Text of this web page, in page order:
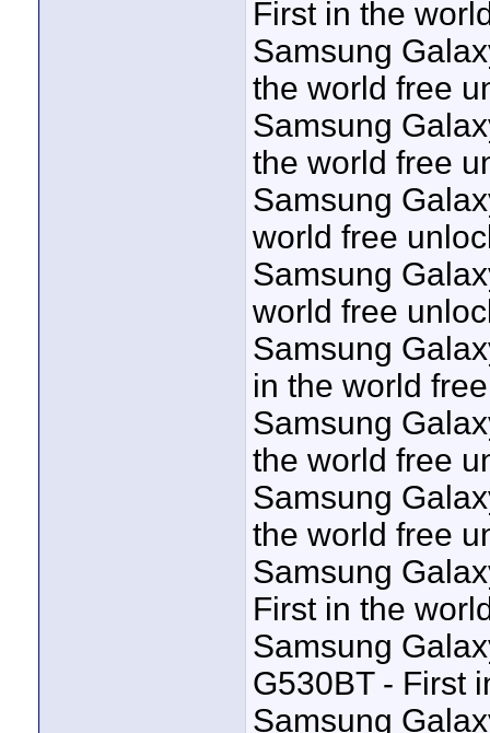
First in the
Samsung
the world free
Samsung
the world free
Samsung
world free
Samsung
world free
Samsung
in the world
Samsung
the world free
Samsung
the world free
Samsung
First in the
Samsung
G530BT - First
Samsung